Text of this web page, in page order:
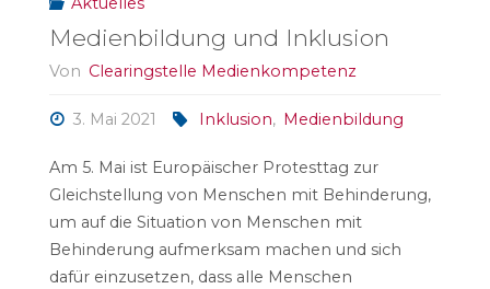
Medienbildung und Inklusion
Von Clearingstelle Medienkompetenz
3. Mai 2021 Inklusion, Medienbildung
Am 5. Mai ist Europäischer Protesttag zur
Gleichstellung von Menschen mit Behinderung,
um auf die Situation von Menschen mit
Behinderung aufmerksam machen und sich
dafür einzusetzen, dass alle Menschen